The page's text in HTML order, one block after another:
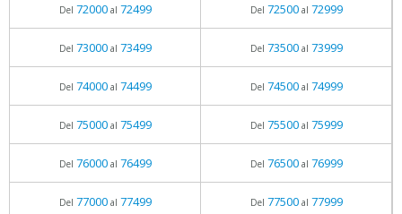
Del 72000al 72499 Del 72500al 72999
Del 73000al 73499 Del 73500al 73999
Del 74000al 74499 Del 74500al 74999
Del 75000al 75499 Del 75500al 75999
Del 76000al 76499 Del 76500al 76999
Del 77000al 77499 Del 77500al 77999